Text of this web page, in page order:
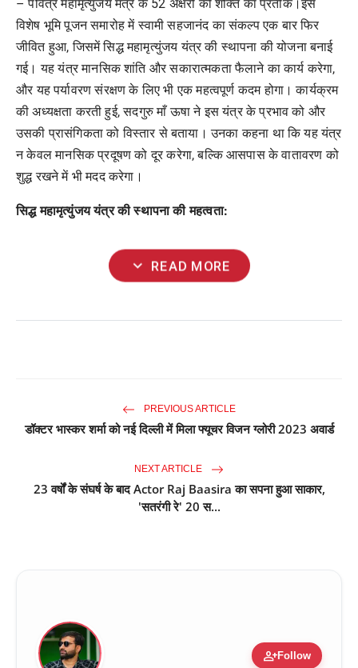
– पवित्र महामृत्युंजय मंत्र के 52 अक्षरों की शक्ति का प्रतीक।इस
विशेष भूमि पूजन समारोह में स्वामी सहजानंद का संकल्प एक बार फिर
जीवित हुआ, जिसमें सिद्ध महामृत्युंजय यंत्र की स्थापना की योजना बनाई
गई। यह यंत्र मानसिक शांति और सकारात्मकता फैलाने का कार्य करेगा,
और यह पर्यावरण संरक्षण के लिए भी एक महत्वपूर्ण कदम होगा। कार्यक्रम
की अध्यक्षता करती हुई, सदगुरु माँ ऊषा ने इस यंत्र के प्रभाव को और
उसकी प्रासंगिकता को विस्तार से बताया। उनका कहना था कि यह यंत्र
न केवल मानसिक प्रदूषण को दूर करेगा, बल्कि आसपास के वातावरण को
शुद्ध रखने में भी मदद करेगा।
सिद्ध महामृत्युंजय यंत्र की स्थापना की महत्वता:
expand_more READ MORE
PREVIOUS ARTICLE
डॉक्टर भास्कर शर्मा को नई दिल्ली में मिला फ्यूचर विजन ग्लोरी 2023 अवार्ड
NEXT ARTICLE
23 वर्षों के संघर्ष के बाद Actor Raj Baasira का सपना हुआ साकार,
'सतरंगी रे' 20 स...
person_addFollow